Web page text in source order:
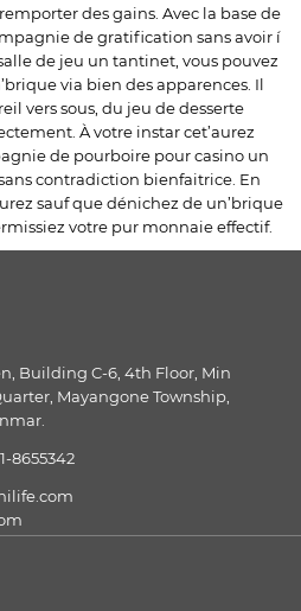
des gains. Avec la base de
de gratification sans avoir í
de jeu un tantinet, vous pouvez
via bien des apparences. Il
vers sous, du jeu de desserte
À votre instar cet’aurez
de pourboire pour casino un
contradiction bienfaitrice. En
sauf que dénichez de un’brique
votre pur monnaie effectif.
Building C-6, 4th Floor, Min
Mayangone Township,
8655342